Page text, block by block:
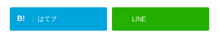
B! はてブ LINE